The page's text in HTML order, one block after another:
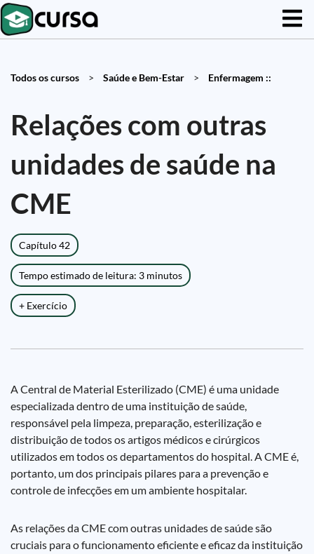
Todos os cursos > Saúde e Bem-Estar > Enfermagem ::
Relações com outras
unidades de saúde na
CME
Capítulo 42
Tempo estimado de leitura: 3 minutos
+ Exercício
A Central de Material Esterilizado (CME) é uma unidade
especializada dentro de uma instituição de saúde,
responsável pela limpeza, preparação, esterilização e
distribuição de todos os artigos médicos e cirúrgicos
utilizados em todos os departamentos do hospital. A CME é,
portanto, um dos principais pilares para a prevenção e
controle de infecções em um ambiente hospitalar.
As relações da CME com outras unidades de saúde são
cruciais para o funcionamento eficiente e eficaz da instituição